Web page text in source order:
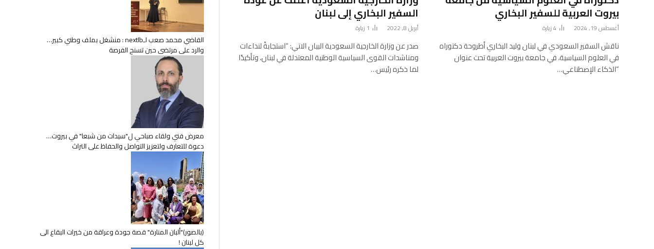
بيروت العربية للسفير البخاري
أغسطس 19, 2024 4زيارة
ناقش السفير السعودي في لبنان وليد البخاري أطروحة دكتوراه
في العلوم السياسية، في جامعة بيروت العربية تحت عنوان
“الذكاء الإصطناعي…
السفير البخاري إلى لبنان
أبريل 8, 2022 1 زيارة
صدر عن وزارة الخارجية السعودية البيان الاتي: “استجابةً لنداءات
ومناشدات القوى السياسية الوطنية المعتدلة في لبنان، وتأكيدًا
لما ذكره رئيس…
القاضي محمد صعب لـnextlb : منشغل بملف وطني كبير…
والرد على مرتضى حين تسنح الفرصة
معرض فني ولقاء صباحي ل"سيدات من شبعا" في بيروت…
دعوة للتعارف ولتعزيز التواصل والحفاظ على التراث
(بالصور)"ألبان المنارة" قصة جودة وعراقة من خيرات البقاع الى
كل لبنان !